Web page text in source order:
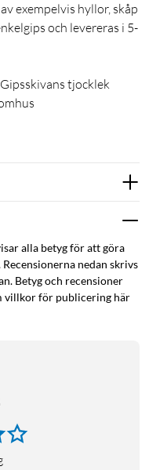
exempelvis hyllor, skåp
och levereras i 5-
tjocklek
alla betyg för att göra
nedan skrivs
Betyg och recensioner
villkor för publicering här